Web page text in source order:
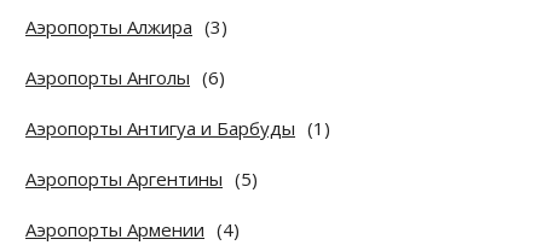
Аэропорты Алжира (3)
Аэропорты Анголы (6)
Аэропорты Антигуа и Барбуды (1)
Аэропорты Аргентины (5)
Аэропорты Армении (4)